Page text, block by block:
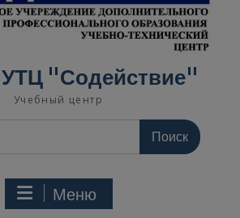
"Содействие"
Учебный центр
Меню